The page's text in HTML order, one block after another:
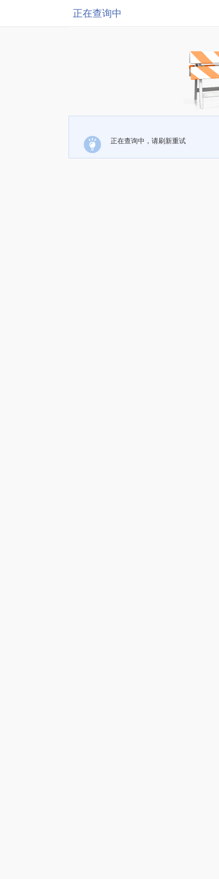
正在查询中
正在查询中，请刷新重试